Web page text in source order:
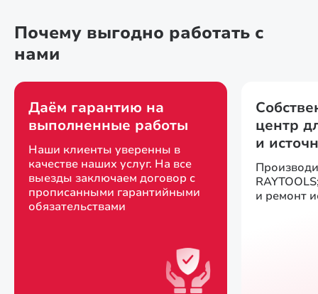
Почему выгодно работать с
нами
Даём гарантию на
выполненные работы
Наши клиенты уверенны в
качестве наших услуг. На все
выезды заключаем договор с
прописанными гарантийными
обязательствами
центр
и
и ремонт